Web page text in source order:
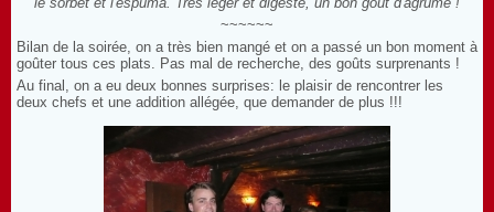
~~~~~~
Bilan de la soirée, on a très bien mangé et on a passé un bon moment à
goûter tous ces plats. Pas mal de recherche, des goûts surprenants !
Au final, on a eu deux bonnes surprises: le plaisir de rencontrer les
deux chefs et une addition allégée, que demander de plus !!!